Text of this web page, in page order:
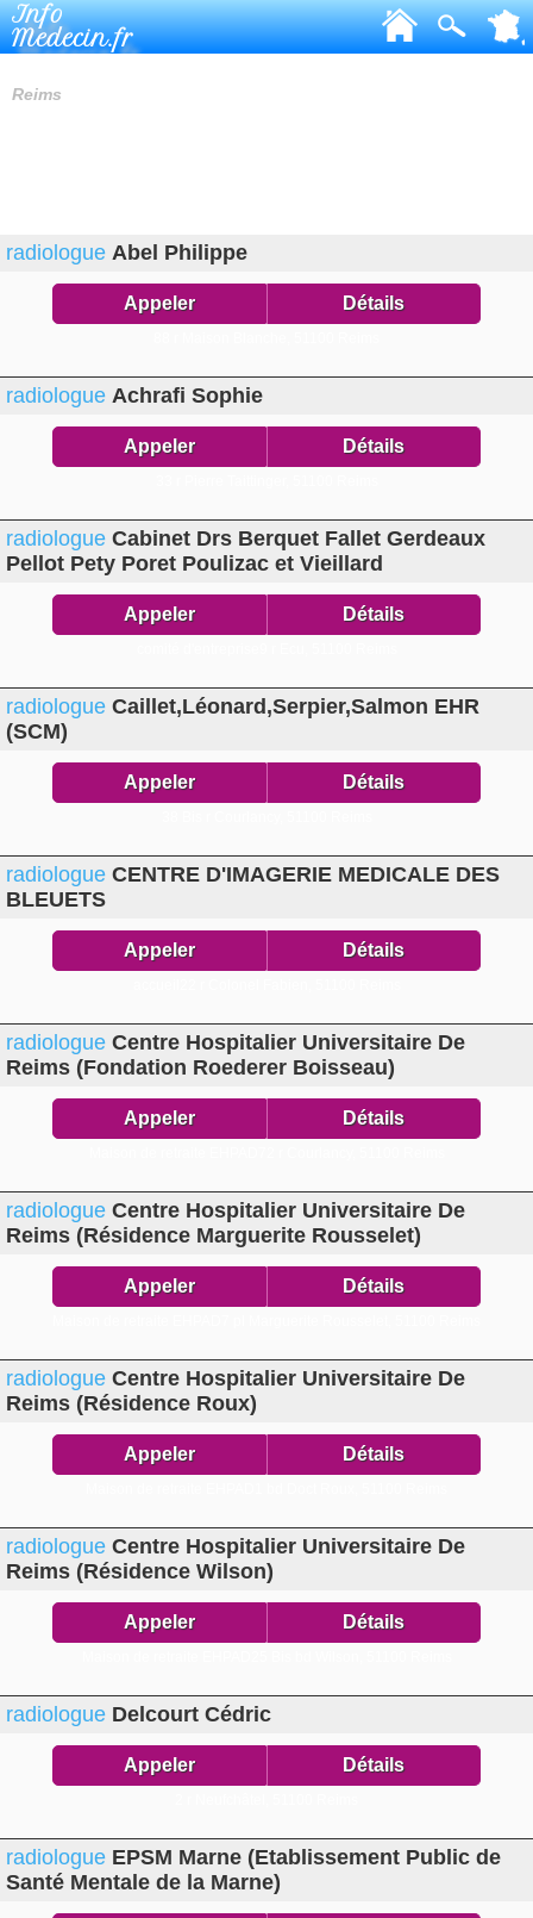
Info
Medecin.fr
Reims
radiologue Abel Philippe
Appeler Détails
radiologue Achrafi Sophie
Appeler Détails
radiologue Cabinet Drs Berquet Fallet Gerdeaux
Pellot Pety Poret Poulizac et Vieillard
Appeler Détails
radiologue Caillet,Léonard,Serpier,Salmon EHR
(SCM)
Appeler Détails
radiologue CENTRE D'IMAGERIE MEDICALE DES
BLEUETS
Appeler Détails
radiologue Centre Hospitalier Universitaire De
Reims (Fondation Roederer Boisseau)
Appeler Détails
radiologue Centre Hospitalier Universitaire De
Reims (Résidence Marguerite Rousselet)
Appeler Détails
radiologue Centre Hospitalier Universitaire De
Reims (Résidence Roux)
Appeler Détails
radiologue Centre Hospitalier Universitaire De
Reims (Résidence Wilson)
Appeler Détails
radiologue Delcourt Cédric
Appeler Détails
radiologue EPSM Marne (Etablissement Public de
Santé Mentale de la Marne)